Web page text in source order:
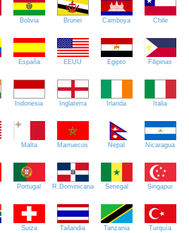
Bolivia Brunei Camboya Chile
España EEUU Egipto Filipinas
Indonesia Inglaterra Irlanda Italia
Malta Marruecos Nepal Nicaragua
Portugal R.Dominicana Senegal Singapur
Suiza Tailandia Tanzania Turquía